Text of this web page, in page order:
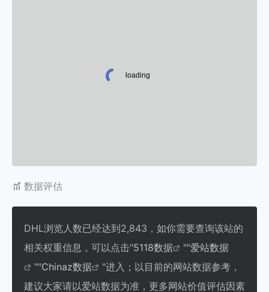
数据评估
DHL浏览人数已经达到2,843，如你需要查询该站的
相关权重信息，可以点击"5118数据 ""爱站数据
""Chinaz数据
"进入；以目前的网站数据参考，
建议大家请以爱站数据为准，更多网站价值评估因素